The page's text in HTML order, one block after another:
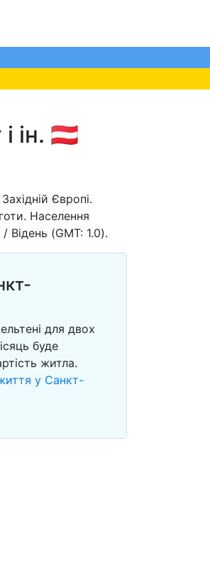
ін. 🇦🇹
Європі.
Населення
Відень (GMT: 1.0).
для двох
буде
житла.
у Санкт-